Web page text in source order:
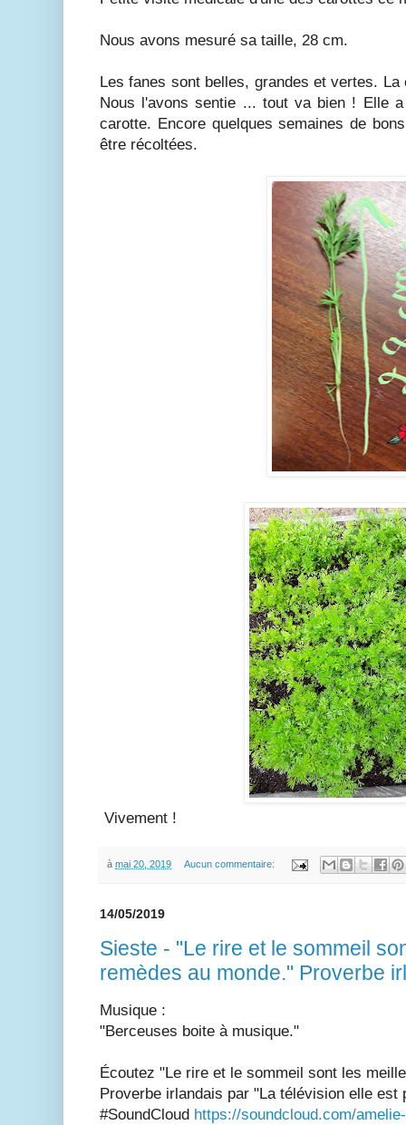
Nous avons mesuré sa taille, 28 cm.
Les fanes sont belles, grandes et vertes.
Nous l'avons sentie ... tout va bien ! Elle
carotte. Encore quelques semaines de
être récoltées.
Vivement !
à mai 20, 2019 Aucun commentaire:
14/05/2019
Sieste - "Le rire et le sommeil
remèdes au monde." Proverbe
Musique :
"Berceuses boite à musique."
Écoutez "Le rire et le sommeil sont les
Proverbe irlandais par "La télévision elle est
#SoundCloud https://soundcloud.com/